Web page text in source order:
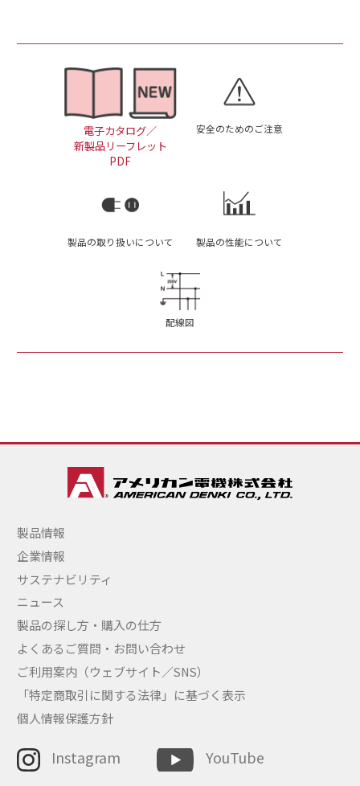
電子カタログ／
新製品リーフレット
PDF
安全のためのご注意
製品の取り扱いについて 製品の性能について
配線図
製品情報
企業情報
サステナビリティ
ニュース
製品の探し方・購入の仕方
よくあるご質問・お問い合わせ
ご利用案内（ウェブサイト／SNS）
「特定商取引に関する法律」に基づく表示
個人情報保護方針
Instagram YouTube